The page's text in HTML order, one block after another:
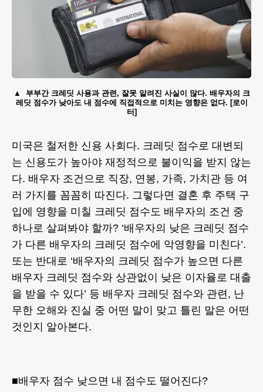
부부간 크레딧 사용과 관련, 잘못 알려진 사실이 많다. 배우자의 크
레딧 점수가 낮아도 내 점수에 직접적으로 미치는 영향은 없다. [로이
터]
미국은 철저한 신용 사회다. 크레딧 점수로 대변되
는 신용도가 높아야 재정적으로 불이익을 받지 않는
다. 배우자 조건으로 직장, 연봉, 가족, 가치관 등 여
러 가지를 꼼꼼히 따진다. 그렇다면 결혼 후 주택 구
입에 영향을 미칠 크레딧 점수도 배우자의 조건 중
하나로 살펴봐야 할까? ‘배우자의 낮은 크레딧 점수
가 다른 배우자의 크레딧 점수에 악영향을 미친다’.
또는 반대로 ‘배우자의 크레딧 점수가 높으면 다른
배우자 크레딧 점수와 상관없이 낮은 이자율로 대출
을 받을 수 있다’ 등 배우자 크레딧 점수와 관련, 난
무한 오해와 진실 중 어떤 말이 맞고 틀린 말은 어떤
것인지 알아본다.
■배우자 점수 낮으면 내 점수도 떨어진다?